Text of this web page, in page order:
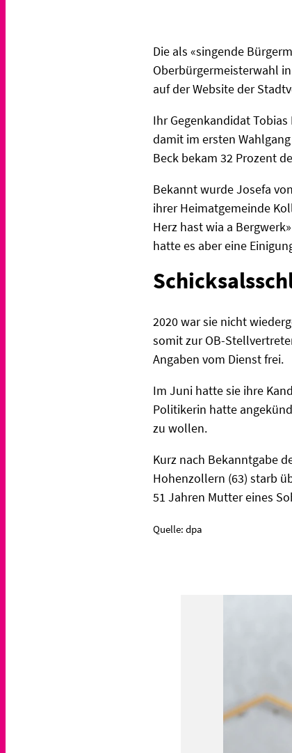
Die als «singende
Oberbürgermeisterwahl
auf der Website der
Ihr Gegenkandidat
damit im ersten
Beck bekam 32 Prozent
Bekannt wurde Josefa
ihrer Heimatgemeinde
Herz hast wia a
hatte es aber eine
2020 war sie nicht
somit zur OB-
Angaben vom Dienst frei.
Im Juni hatte sie ihre
Politikerin hatte
zu wollen.
Kurz nach Bekanntgabe
Hohenzollern (63) starb
51 Jahren Mutter eines
Quelle: dpa